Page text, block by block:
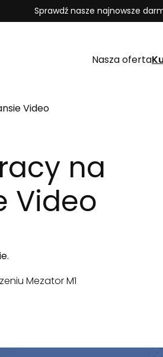
Sprawdź nasze najnowsze
Nasza oferta
Video
na
Video
Mezator M1